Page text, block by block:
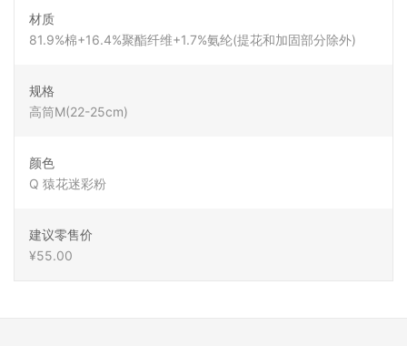
材质
81.9%棉+16.4%聚酯纤维+1.7%氨纶(提花和加固部分除外)
规格
高筒M(22-25cm)
颜色
Q 猿花迷彩粉
建议零售价
¥55.00